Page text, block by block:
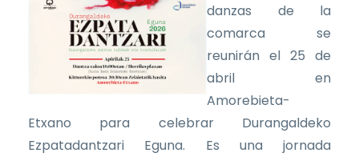
danzas de la
comarca se
reunirán el 25 de
abril en
Amorebieta-
Etxano para celebrar Durangaldeko
Ezpatadantzari Eguna. Es una jornada